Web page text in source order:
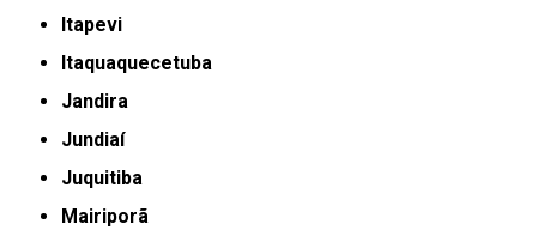
Itapevi
Itaquaquecetuba
Jandira
Jundiaí
Juquitiba
Mairiporã